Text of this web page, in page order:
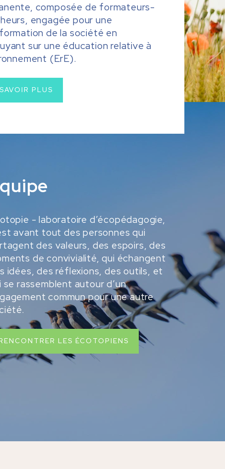
composée de formateurs-
engagée pour une
de la société en
sur une éducation relative à
(ErE).
PLUS
- laboratoire d’écopédagogie,
avant tout des personnes qui
des valeurs, des espoirs, des
de convivialité, qui échangent
idées, des réflexions, des outils, et
se rassemblent autour d’un
commun pour une autre
LES ÉCOTOPIENS